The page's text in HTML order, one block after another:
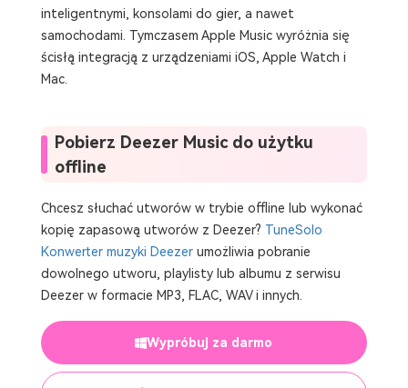
inteligentnymi, konsolami do gier, a nawet
samochodami. Tymczasem Apple Music wyróżnia się
ścisłą integracją z urządzeniami iOS, Apple Watch i
Mac.
Pobierz Deezer Music do użytku
offline
Chcesz słuchać utworów w trybie offline lub wykonać
kopię zapasową utworów z Deezer? TuneSolo
Konwerter muzyki Deezerumożliwia pobranie
dowolnego utworu, playlisty lub albumu z serwisu
Deezer w formacie MP3, FLAC, WAV i innych.
Wypróbuj za darmo